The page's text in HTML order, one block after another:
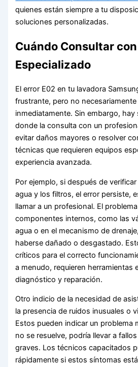
quienes están siempre a tu
soluciones personalizadas.
Cuándo Consultar
Especializado
El error E02 en tu lavadora
frustrante, pero no
inmediatamente. Sin embargo,
donde la consulta con un
evitar daños mayores o resolver
técnicas que requieren equipos
experiencia avanzada.
Por ejemplo, si después de
agua y los filtros, el error persiste,
llamar a un profesional. El
componentes internos, como las
agua o en el mecanismo de
haberse dañado o desgastado.
críticos para el correcto
a menudo, requieren herramientas
diagnóstico y reparación.
Otro indicio de la necesidad de
la presencia de ruidos inusuales o
Estos pueden indicar un problema
no se resuelve, podría llevar a
graves. Los técnicos capacitados
rápidamente si estos síntomas